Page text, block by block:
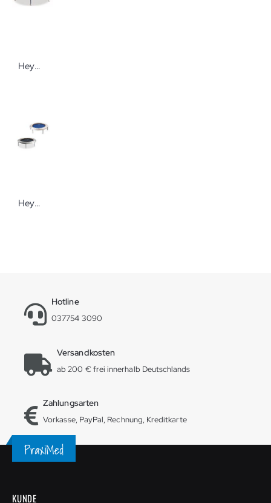
Heymans Trampolin Trimilin swing Trampolin
Heymans Trampolin Trimilin miniswing Trampolin Trimilin miniswing
Hotline
037754 3090
Versandkosten
ab 200 € frei innerhalb Deutschlands
Zahlungsarten
Vorkasse, PayPal, Rechnung, Kreditkarte
KUNDE